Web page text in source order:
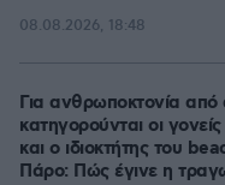
08.08.2026, 18:48
Για ανθρωποκτονία από
κατηγορούνται οι
και ο ιδιοκτήτης του
Πάρο: Πώς έγινε η